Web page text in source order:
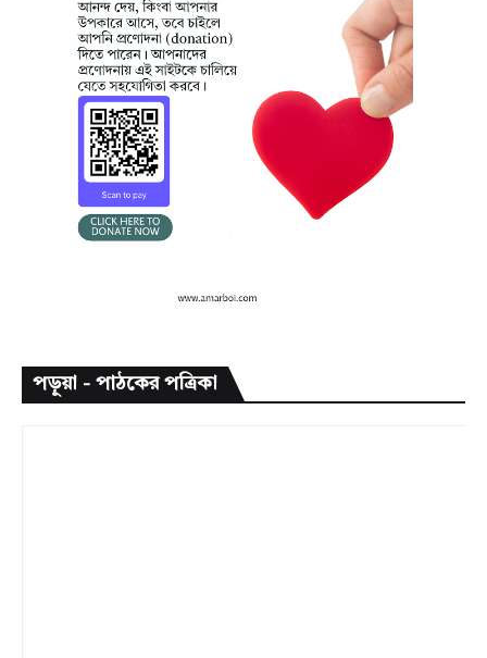
পড়ুয়া - পাঠকের পত্রিকা